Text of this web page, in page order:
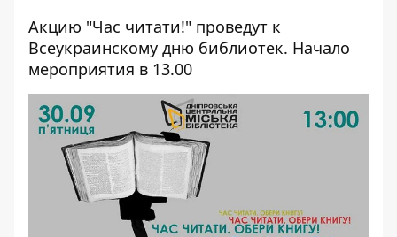
Акцию "Час читати!" проведут к
Всеукраинскому дню библиотек. Начало
мероприятия в 13.00